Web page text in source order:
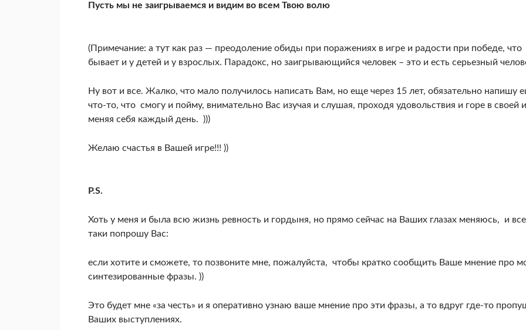
Пусть мы не заигрываемся и видим во всем Твою волю
(Примечание: а тут как раз — преодоление обиды при поражениях в игре и радости при победе, что
бывает и у детей и у взрослых. Парадокс, но заигрывающийся человек – это и есть серьезный
Ну вот и все. Жалко, что мало получилось написать Вам, но еще через 15 лет, обязательно напишу
что-то, что смогу и пойму, внимательно Вас изучая и слушая, проходя удовольствия и горе в своей
меняя себя каждый день. )))
Желаю счастья в Вашей игре!!! ))
P.S.
Хоть у меня и была всю жизнь ревность и гордыня, но прямо сейчас на Ваших глазах меняюсь, и
таки попрошу Вас:
если хотите и сможете, то позвоните мне, пожалуйста, чтобы кратко сообщить Ваше мнение про
синтезированные фразы. ))
Это будет мне «за честь» и я оперативно узнаю ваше мнение про эти фразы, а то вдруг где-то
Ваших выступлениях.